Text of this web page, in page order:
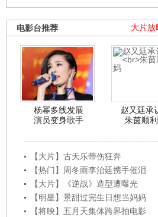
大片放
电影台推荐
杨幂多线发展
演员变身歌手
赵又廷承
朱茵顺
【大片】古天乐带伤狂奔
【热门】周冬雨李治廷携手催泪
【大片】《逆战》造型遭曝光
【明星】景甜过完生日想当妈妈
【将映】五月天集体跨界拍电影